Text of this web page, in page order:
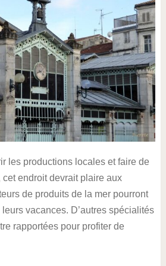
les productions locales et faire de
endroit devrait plaire aux
de produits de la mer pourront
vacances. D’autres spécialités
rapportées pour profiter de